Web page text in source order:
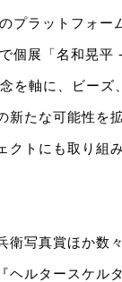
プラットフォー
個展「名和晃平
を軸に、ビー
たな可能性を
クトにも取り組
写真賞ほか数々
ヘルタースケル